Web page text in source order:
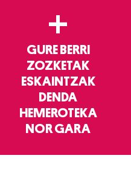
+
GURE BERRI
ZOZKETAK
ESKAINTZAK
DENDA
HEMEROTEKA
NOR GARA